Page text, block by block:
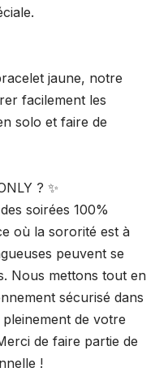
jaune, notre
facilement les
solo et faire de
? ✨
soirées 100%
où la sororité est à
peuvent se
Nous mettons tout en
sécurisé dans
de votre
de faire partie de
!